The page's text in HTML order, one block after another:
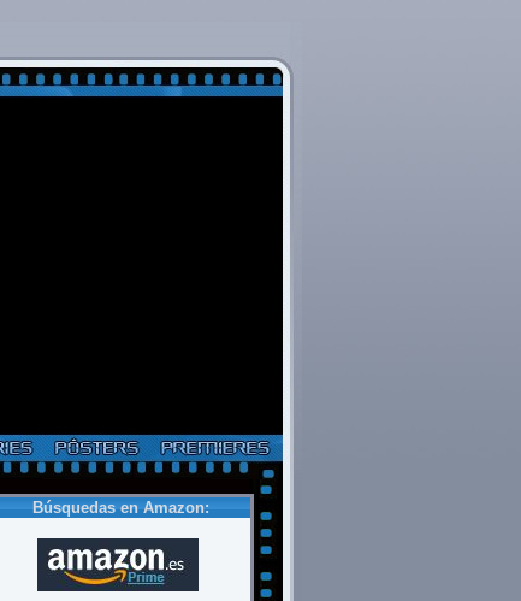
Búsquedas en Amazon: